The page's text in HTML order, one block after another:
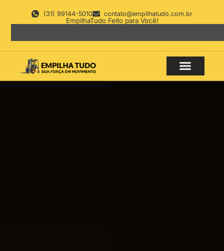
(31) 99144-5010 contato@empilhatudo.com.br
EmpilhaTudo Feito para Você!